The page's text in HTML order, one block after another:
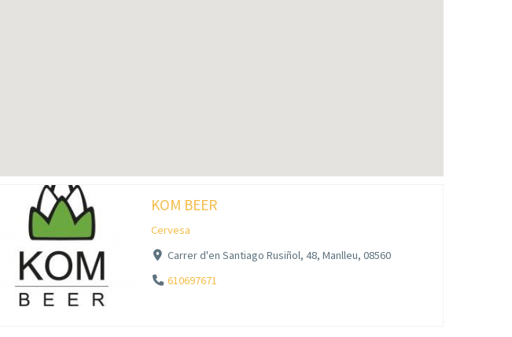
KOM BEER
Cervesa
Carrer d'en Santiago Rusiñol, 48, Manlleu, 08560
610697671